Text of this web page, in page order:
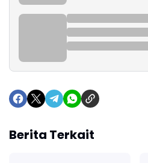
Berita Terkait